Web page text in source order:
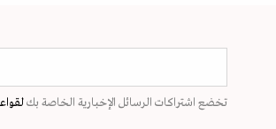
تخضع اشتراكات الرسائل الإخبارية الخاصة بك